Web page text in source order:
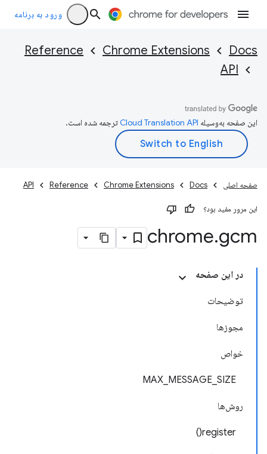
ورود به برنامه
Docs
Chrome Extensions
Reference
API
این صفحه به‌وسیله ترجمه شده است.
صفحه اصلی Docs
Chrome Extensions
Reference
API
این مرور مفید بود؟
chrome.gcm
در این صفحه
توضیحات
مجوزها
خواص
MAX_MESSAGE_SIZE
روش‌ها
register()